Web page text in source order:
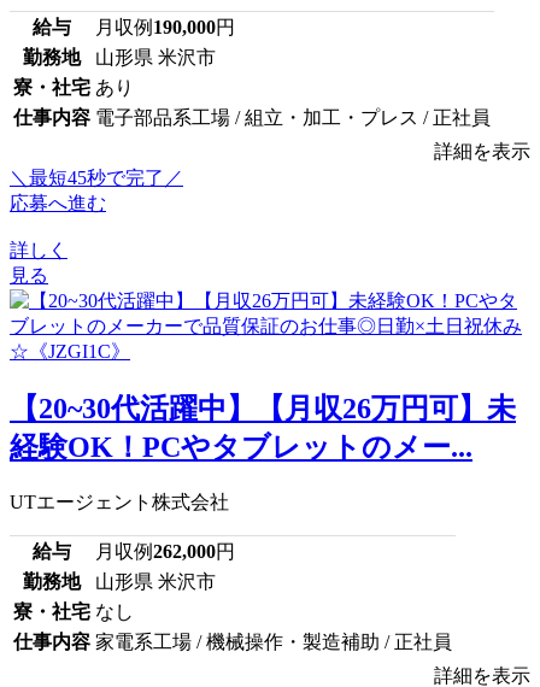
給与 月収例 190,000円
勤務地
山形県 米沢市
寮・社宅 あり
仕事内容 電子部品系工場 / 組立・加工・プレス / 正社員
詳細を表示
＼最短45秒で完了／
応募へ進む
詳しく
見る
【20~30代活躍中】【月収26万円可】未
経験OK！PCやタブレットのメー...
UTエージェント株式会社
給与 月収例262,000円
勤務地
山形県 米沢市
寮・社宅 なし
仕事内容 家電系工場 / 機械操作・製造補助 / 正社員
詳細を表示